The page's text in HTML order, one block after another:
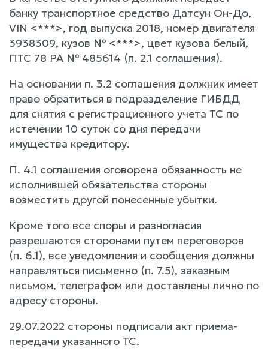
банку транспортное средство Датсун Он-До,
VIN <***>, год выпуска 2018, номер двигателя
3938309, кузов № <***>, цвет кузова белый,
ПТС 78 РА № 485614 (п. 2.1 соглашения).
На основании п. 3.2 соглашения должник имеет
право обратиться в подразделение ГИБДД
для снятия с регистрационного учета ТС по
истечении 10 суток со дня передачи
имущества кредитору.
П. 4.1 соглашения оговорена обязанность не
исполнившей обязательства стороны
возместить другой понесенные убытки.
Кроме того все споры и разногласия
разрешаются сторонами путем переговоров
(п. 6.1), все уведомления и сообщения должны
направляться письменно (п. 7.5), заказным
письмом, телеграфом или доставлены лично по
адресу стороны.
29.07.2022 стороны подписали акт приема-
передачи указанного ТС.